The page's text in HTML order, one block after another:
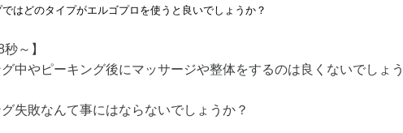
はどのタイプがエルゴプロを使うと良いでしょうか？
秒～】
グ中やピーキング後にマッサージや整体をするのは良くないでしょう
失敗なんて事にはならないでしょうか？